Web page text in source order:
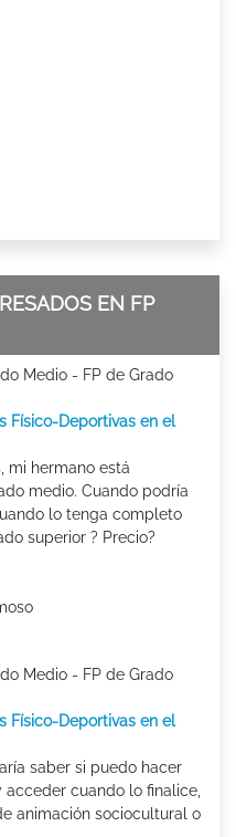
EN FP
Medio - FP de Grado
Físico-Deportivas en el
mi hermano está
medio. Cuando podría
lo tenga completo
superior ? Precio?
Medio - FP de Grado
Físico-Deportivas en el
saber si puedo hacer
cuando lo finalice,
animación sociocultural o